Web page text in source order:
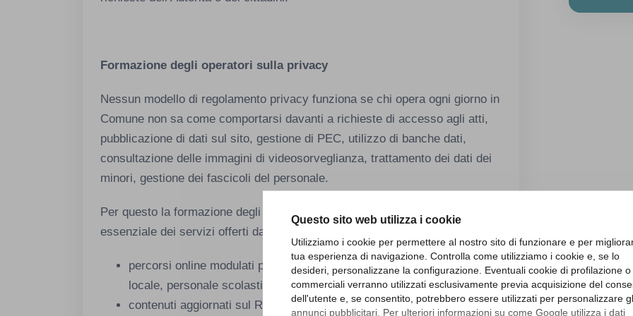
Questo sito web utilizza i cookie
Utilizziamo i cookie per permettere al nostro sito di funzionare e per
tua esperienza di navigazione. Controlla come utilizziamo i cookie e, se lo
desideri, personalizzane la configurazione. Eventuali cookie di profilazione o
commerciali verranno utilizzati esclusivamente previa acquisizione del
dell'utente e, se consentito, potrebbero essere utilizzati per personalizzare
annunci pubblicitari. Per ulteriori informazioni su come Google utilizza i dati
Formazione degli operatori sulla privacy
Nessun modello di regolamento privacy funziona se chi opera ogni giorno in
Comune non sa come comportarsi davanti a richieste di accesso agli atti,
pubblicazione di dati sul sito, gestione di PEC, utilizzo di banche dati,
consultazione delle immagini di videosorveglianza, trattamento dei dati dei
minori, gestione dei fascicoli del personale.
Per questo la formazione degli operatori sulla privacy è una componente
essenziale dei servizi offerti da Studio Sigaudo:
percorsi online modulati per ruolo (amministrativi, tecnici, polizia
locale, personale scolastico, responsabili di servizio, amministratori);
contenuti aggiornati sul Regolamento UE 2016-679 (GDPR), sul